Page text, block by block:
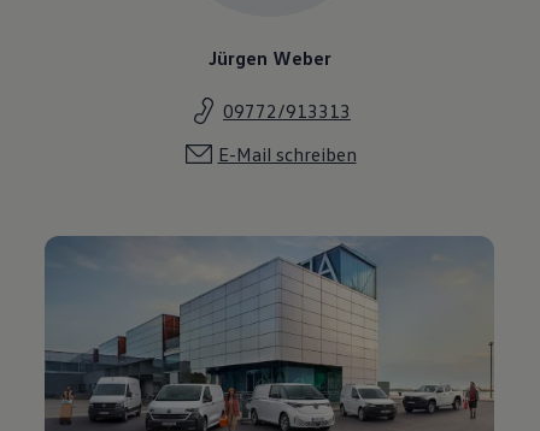
Jürgen Weber
09772/913313
E-Mail schreiben